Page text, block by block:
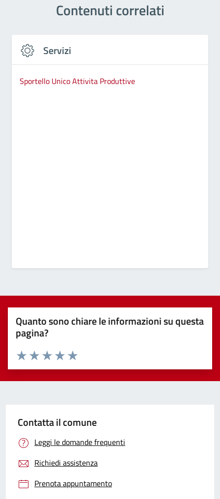
Contenuti correlati
Servizi
Sportello Unico Attivita Produttive
Quanto sono chiare le informazioni su questa
pagina?
Valuta 5 stelle su 5
Valuta 4 stelle su 5
Valuta 3 stelle su 5
Valuta 2 stelle su 5
Valuta 1 stelle su 5
Contatta il comune
Leggi le domande frequenti
Richiedi assistenza
Prenota appuntamento